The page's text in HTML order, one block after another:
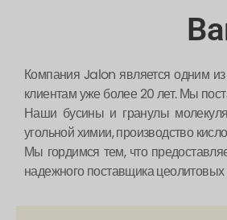
Компания Jalon является одним
клиентам уже более 20 лет. Мы
Наши бусины и гранулы
угольной химии, производство
Мы гордимся тем, что
надежного поставщика